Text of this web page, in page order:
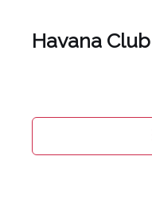
Havana Club